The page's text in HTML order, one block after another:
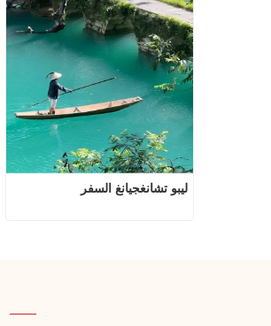
ليبو تشانغجيانغ السفر